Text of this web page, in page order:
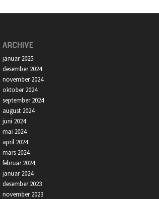
ARCHIVE
januar 2025
desember 2024
november 2024
oktober 2024
september 2024
august 2024
juni 2024
mai 2024
april 2024
mars 2024
februar 2024
januar 2024
desember 2023
november 2023